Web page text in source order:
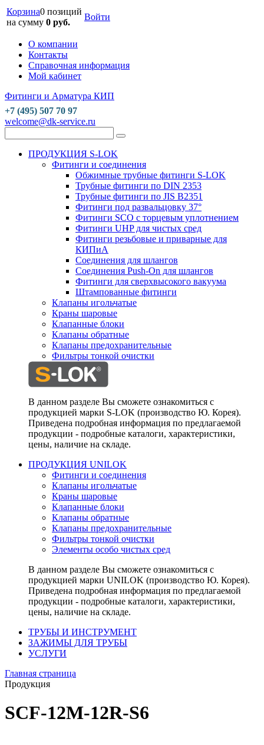
Корзина0 позиций
на сумму 0 руб.
Войти
О компании
Контакты
Справочная информация
Мой кабинет
Фитинги и Арматура КИП
+7 (495) 507 70 97
welcome@dk-service.ru
ПРОДУКЦИЯ S-LOK
Фитинги и соединения
Обжимные трубные фитинги S-LOK
Трубные фитинги по DIN 2353
Трубные фитинги по JIS B2351
Фитинги под развальцовку 37°
Фитинги SCO с торцевым уплотнением
Фитинги UHP для чистых сред
Фитинги резьбовые и приварные для
КИПиА
Соединения для шлангов
Соединения Push-On для шлангов
Фитинги для сверхвысокого вакуума
Штампованные фитинги
Клапаны игольчатые
Краны шаровые
Клапанные блоки
Клапаны обратные
Клапаны предохранительные
Фильтры тонкой очистки
В данном разделе Вы сможете ознакомиться с
продукцией марки S-LOK (производство Ю. Корея).
Приведена подробная информация по предлагаемой
продукции - подробные каталоги, характеристики,
цены, наличие на складе.
ПРОДУКЦИЯ UNILOK
Фитинги и соединения
Клапаны игольчатые
Краны шаровые
Клапанные блоки
Клапаны обратные
Клапаны предохранительные
Фильтры тонкой очистки
Элементы особо чистых сред
В данном разделе Вы сможете ознакомиться с
продукцией марки UNILOK (производство Ю. Корея).
Приведена подробная информация по предлагаемой
продукции - подробные каталоги, характеристики,
цены, наличие на складе.
ТРУБЫ И ИНСТРУМЕНТ
ЗАЖИМЫ ДЛЯ ТРУБЫ
УСЛУГИ
Главная страница
Продукция
SCF-12M-12R-S6